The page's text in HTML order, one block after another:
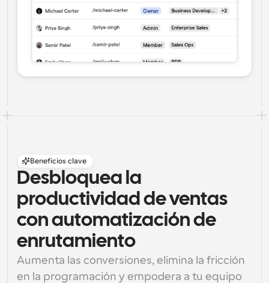
Beneficios clave
Desbloquea la
productividad de ventas
con automatización de
enrutamiento
Aumenta las conversiones, elimina la fricción
en la programación y empodera a tu equipo